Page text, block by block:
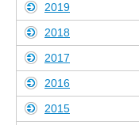
2019
2018
2017
2016
2015